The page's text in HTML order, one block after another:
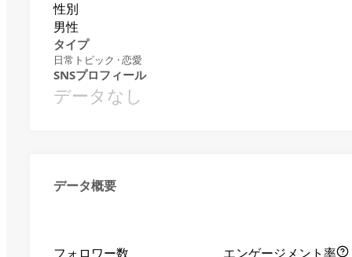
性別
男性
タイプ
日常トピック · 恋愛
SNSプロフィール
データなし
データ概要
フォロワー数 エンゲージメント率